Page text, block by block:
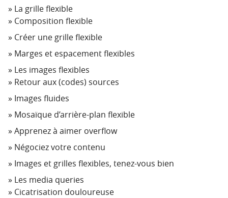
La grille flexible
Composition flexible
Créer une grille flexible
Marges et espacement flexibles
Les images flexibles
Retour aux (codes) sources
Images fluides
Mosaïque d’arrière-plan flexible
Apprenez à aimer overflow
Négociez votre contenu
Images et grilles flexibles, tenez-vous bien
Les media queries
Cicatrisation douloureuse